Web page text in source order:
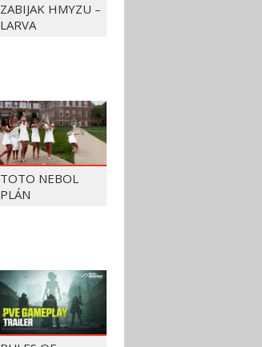
ZABIJAK HMYZU –
LARVA
TOTO NEBOL
PLÁN